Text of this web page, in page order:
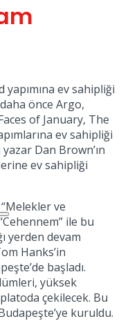
ev sahipliği
önce Argo,
of January, The
ev sahipliği
Dan Brown’ın
ev sahipliği
ve
ile bu
yerden devam
Hanks’in
başladı.
yüksek
çekilecek. Bu
kuruldu.